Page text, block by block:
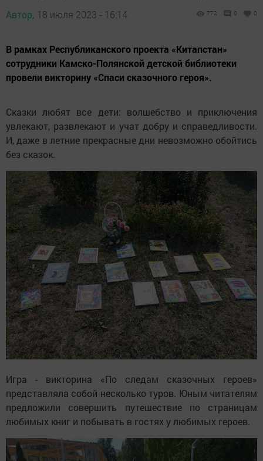
Автор, 18 июля 2023 - 16:14 772 0 0
В рамках Республиканского проекта «Китапстан»
сотрудники Камско-Полянской детской библиотеки
провели викторину «Спаси сказочного героя».
Сказки любят все дети: волшебство и приключения
увлекают, развлекают и учат добру и справедливости.
И, даже в летние прекрасные дни невозможно обойтись
без сказок.
Игра - викторина «По следам сказочных героев»
представляла собой несколько туров. Юным читателям
предложили совершить путешествие по страницам
любимых книг и побывать в гостях у любимых героев.